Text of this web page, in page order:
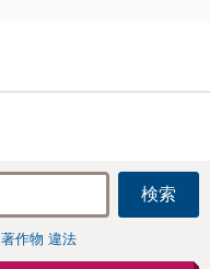
検索
著作物 違法